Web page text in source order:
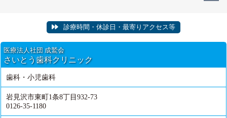
診療時間・休診日・最寄りアクセス等
医療法人社団 成鷲会
さいとう歯科クリニック
歯科・小児歯科
岩見沢市東町1条8丁目932-73
0126-35-1180